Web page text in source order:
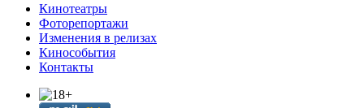
Кинотеатры
Фоторепортажи
Изменения в релизах
Кинособытия
Контакты